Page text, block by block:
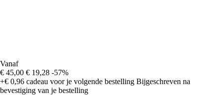
Vanaf
€ 45,00 € 19,28 -57%
+€ 0,96 cadeau voor je volgende bestelling Bijgeschreven na
bevestiging van je bestelling